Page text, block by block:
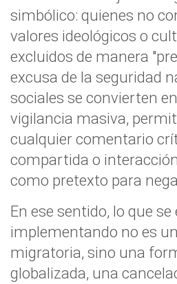
simbólico: quienes no
valores ideológicos o
excluidos de manera
excusa de la seguridad
sociales se convierten
vigilancia masiva,
cualquier comentario
compartida o
como pretexto para
En ese sentido, lo que se
implementando no es
migratoria, sino una
globalizada, una